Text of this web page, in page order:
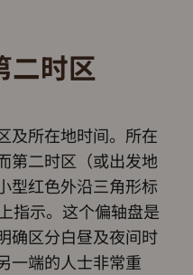
二时区
及所在地时间。所在
第二时区（或出发地
型红色外沿三角形标
指示。这个偏轴盘是
确区分白昼及夜间时
一端的人士非常重